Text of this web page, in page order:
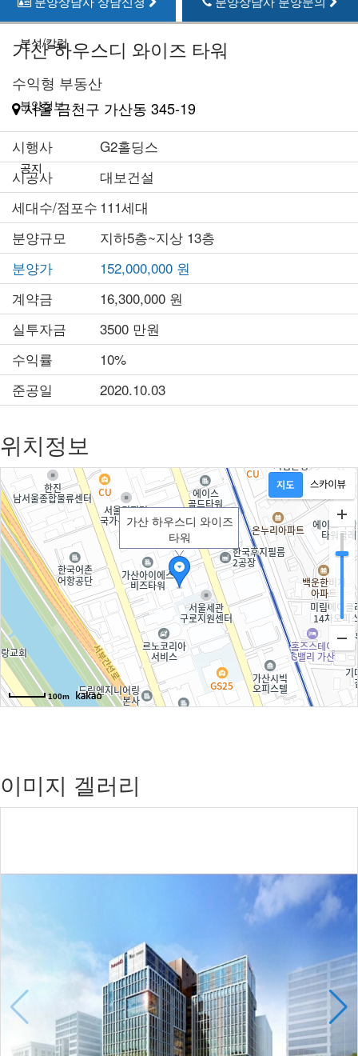
분석/칼럼
분양정보
공지
가산 하우스디 와이즈 타워
수익형 부동산
서울 금천구 가산동 345-19
시행사
G2홀딩스
시공사
대보건설
세대수/점포수 111세대
분양규모
지하5층~지상 13층
분양가
152,000,000 원
계약금
16,300,000 원
실투자금
3500 만원
수익률
10%
준공일
2020.10.03
위치정보
가산 하우스디 와이즈
타워
100m
이미지 겔러리